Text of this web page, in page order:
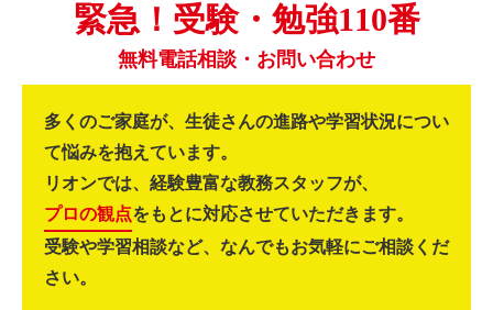
緊急！受験・勉強110番
無料電話相談・お問い合わせ
多くのご家庭が、生徒さんの進路や学習状況につい
て悩みを抱えています。
リオンでは、経験豊富な教務スタッフが、
プロの観点をもとに対応させていただきます。
受験や学習相談など、なんでもお気軽にご相談くだ
さい。